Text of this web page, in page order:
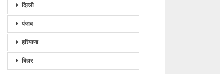
दिल्ली
पंजाब
हरियाणा
बिहार